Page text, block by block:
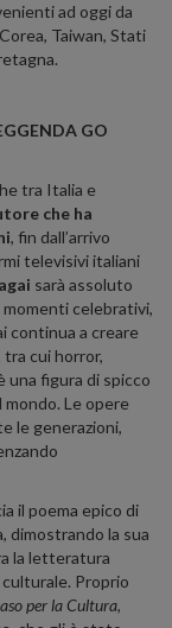
ad oggi da
Taiwan, Stati
GO
tra Italia e
che ha
, fin dall’arrivo
televisivi italiani
sarà assoluto
celebrativi,
continua a creare
tra cui horror,
una figura di spicco
Le opere
le generazioni,
il poema epico di
dimostrando la sua
la letteratura
Proprio
per la Cultura,